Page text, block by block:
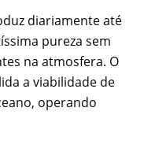
diariamente até
pureza sem
na atmosfera. O
a viabilidade de
operando